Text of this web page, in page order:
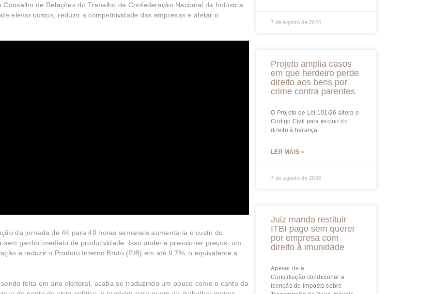
Conselho de Relações do Trabalho da Confederação Nacional da Indústria
elevar custos, reduzir a competitividade das empresas e afetar o
da jornada de 44 para 40 horas semanais aumentaria o custo do
ganho imediato de produtividade. Isso poderia pressionar preços, um
e reduzir o Produto Interno Bruto (PIB) em até 0,7%, o equivalente a
feita em ano eleitoral, acaba se traduzindo um pouco como o canto da
7 de agosto de 2026
Projeto amplia casos
em que herdeiro perde
direito aos bens por
crime contra parentes
O Projeto de Lei 101/26 altera o
Código Civil para excluir do
direito à herança
LER MAIS »
7 de agosto de 2026
Juiz manda restituir
ITBI pago sem querer
por empresa com
direito à imunidade
Apesar de a
Constituição condicionar a
isenção do Imposto sobre